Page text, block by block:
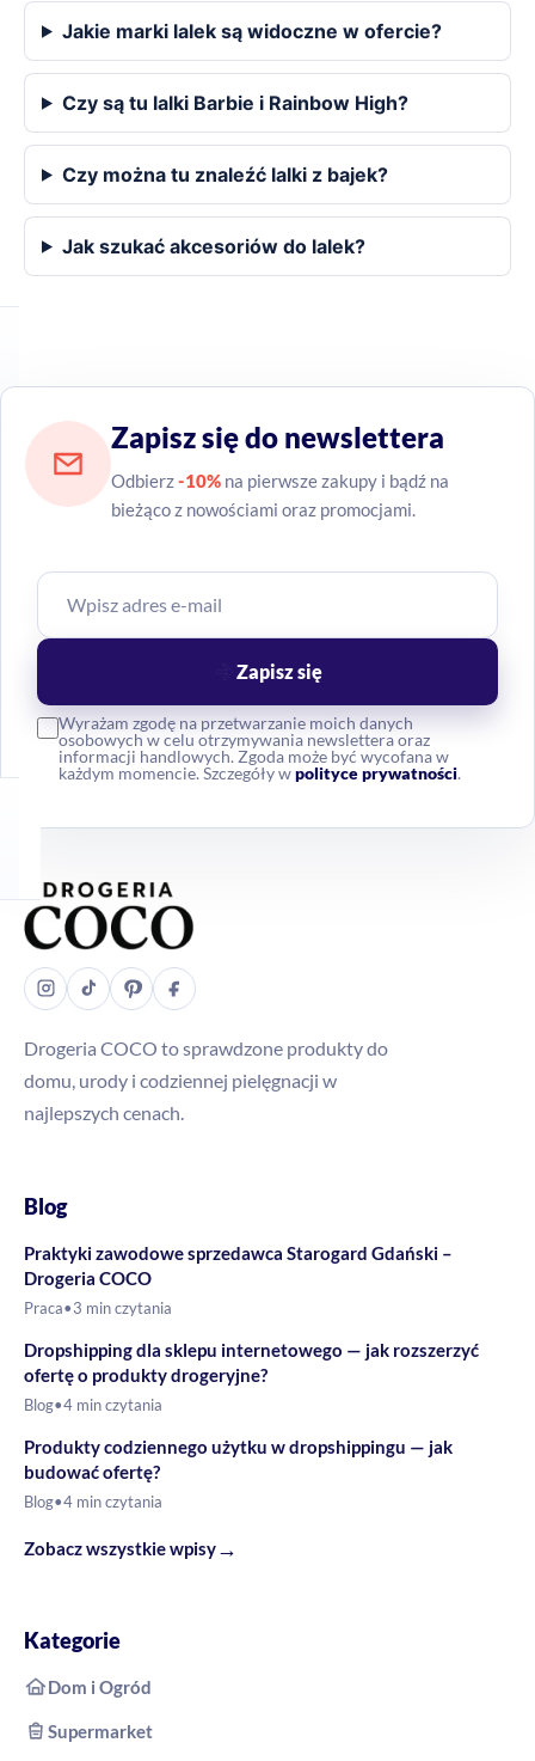
Jakie marki lalek są widoczne w ofercie?
Czy są tu lalki Barbie i Rainbow High?
Czy można tu znaleźć lalki z bajek?
Jak szukać akcesoriów do lalek?
Zapisz się do newslettera
Odbierz-10% na pierwsze zakupy i bądź na
bieżąco z nowościami oraz promocjami.
Wyrażam zgodę na przetwarzanie moich danych
osobowych w celu otrzymywania newslettera oraz
informacji handlowych. Zgoda może być wycofana w
każdym momencie. Szczegóły wpolityce prywatności.
Zapisz się
Drogeria COCO to sprawdzone produkty do
domu, urody i codziennej pielęgnacji w
najlepszych cenach.
Blog
Praktyki zawodowe sprzedawca Starogard Gdański –
Drogeria COCO
Praca•3 min czytania
Dropshipping dla sklepu internetowego — jak rozszerzyć
ofertę o produkty drogeryjne?
Blog•4 min czytania
Produkty codziennego użytku w dropshippingu — jak
budować ofertę?
Blog•4 min czytania
Zobacz wszystkie wpisy→
Kategorie
Dom i Ogród
Supermarket